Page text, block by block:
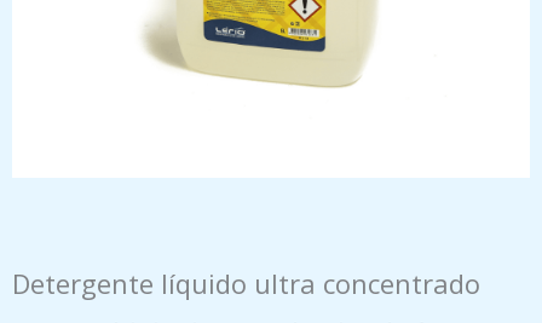
Detergente líquido ultra concentrado